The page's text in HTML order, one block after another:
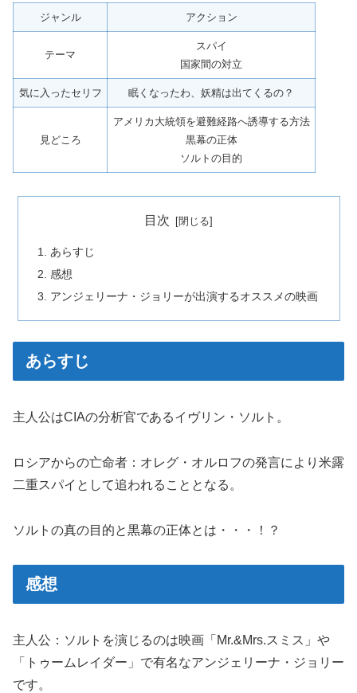
ジャンル アクション
テーマ
スパイ
国家間の対立
気に入ったセリフ 眠くなったわ、妖精は出てくるの？
見どころ
アメリカ大統領を避難経路へ誘導する方法
黒幕の正体
ソルトの目的
目次
あらすじ
感想
アンジェリーナ・ジョリーが出演するオススメの映画
あらすじ
主人公はCIAの分析官であるイヴリン・ソルト。
ロシアからの亡命者：オレグ・オルロフの発言により米露
二重スパイとして追われることとなる。
ソルトの真の目的と黒幕の正体とは・・・！？
感想
主人公：ソルトを演じるのは映画「Mr.&Mrs.スミス」や
「トゥームレイダー」で有名なアンジェリーナ・ジョリー
です。